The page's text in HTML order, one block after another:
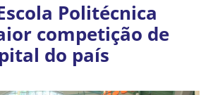
Politécnica
competição de
do país